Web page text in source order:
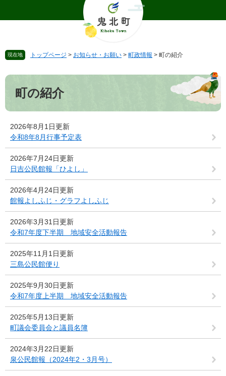
頭
す
飛
し
文
現在地 トップページ > お知らせ・お願い > 町政情報 > 町の紹介
本
町の紹介
2026年8月1日更新
令和8年8月行事予定表
2026年7月24日更新
日吉公民館報「ひよし」
2026年4月24日更新
館報よしふじ・グラフよしふじ
2026年3月31日更新
令和7年度下半期 地域安全活動報告
2025年11月1日更新
三島公民館便り
2025年9月30日更新
令和7年度上半期 地域安全活動報告
2025年5月13日更新
町議会委員会と議員名簿
2024年3月22日更新
泉公民館報（2024年2・3月号）